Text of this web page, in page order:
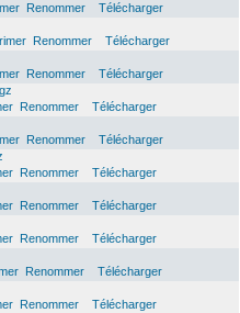
Renommer
Télécharger
Renommer
Télécharger
Renommer
Télécharger
Renommer
Télécharger
Renommer
Télécharger
Renommer
Télécharger
Renommer
Télécharger
Renommer
Télécharger
Renommer
Télécharger
Renommer
Télécharger